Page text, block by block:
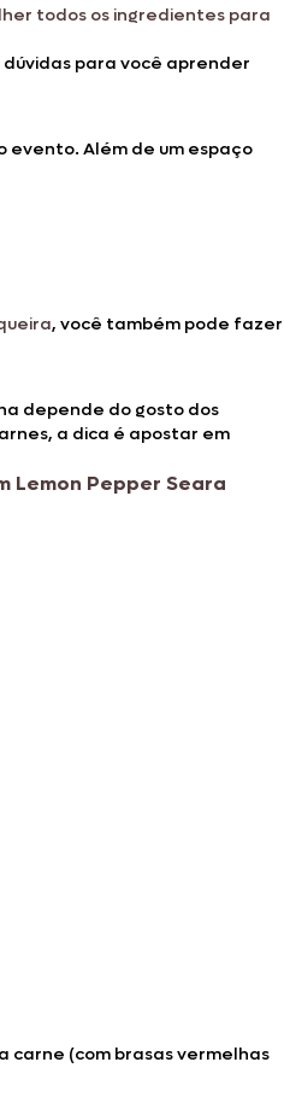
todos os ingredientes para
para você aprender
Além de um espaço
, você também pode fazer
depende do gosto dos
a dica é apostar em
Lemon Pepper Seara
carne (com brasas vermelhas